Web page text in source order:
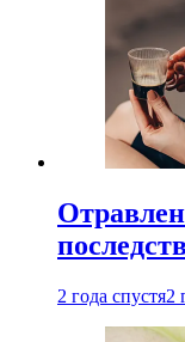
2 года спустя2